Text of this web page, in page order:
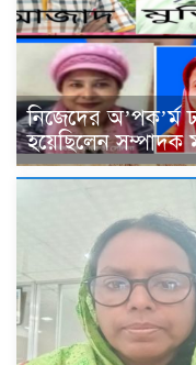
নিজেদের অ’পক’র্ম
হয়েছিলেন সম্পাদক